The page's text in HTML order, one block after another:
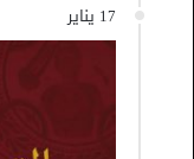
17 يناير